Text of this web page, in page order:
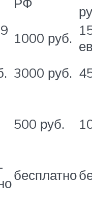
1000 руб.
3000 руб.
500 руб.
бесплатно